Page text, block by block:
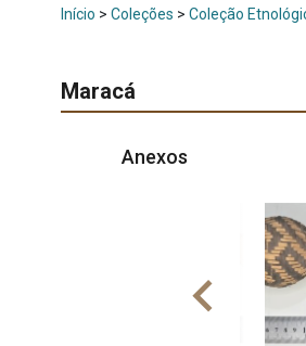
Início > Coleções > Coleção
Maracá
Anexos